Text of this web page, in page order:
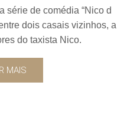
série de comédia “Nico d
dois casais vizinhos, a
do taxista Nico.
MAIS